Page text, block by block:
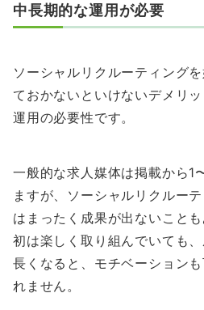
中長期的な運用が必要
ソーシャルリクルーティング
ておかないといけないデメリ
運用の必要性です。
一般的な求人媒体は掲載から1
ますが、ソーシャルリクルー
はまったく成果が出ないこと
初は楽しく取り組んでいても
長くなると、モチベーション
れません。